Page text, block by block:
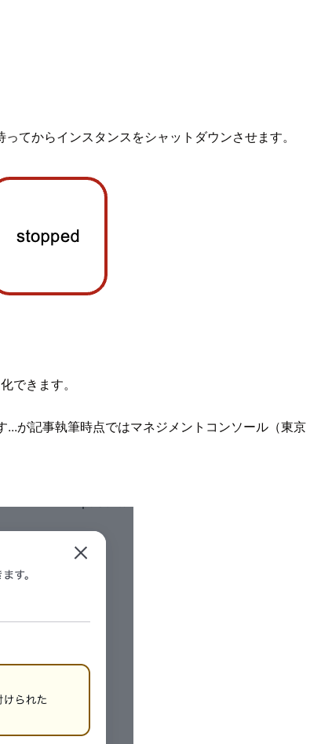
てからインスタンスをシャットダウンさせます。
できます。
が記事執筆時点ではマネジメントコンソール（東京